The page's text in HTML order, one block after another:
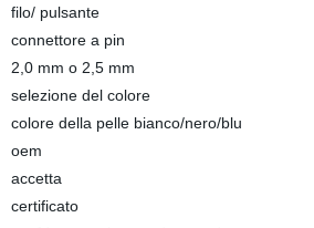
filo/ pulsante
connettore a pin
2,0 mm o 2,5 mm
selezione del colore
colore della pelle bianco/nero/blu
oem
accetta
certificato